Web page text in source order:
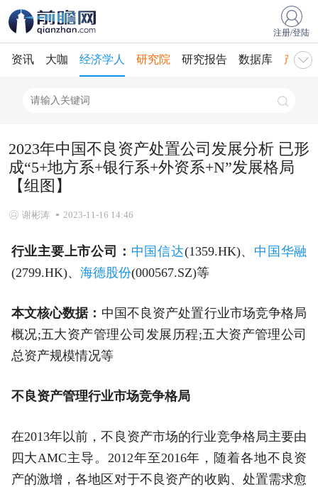
注册/登陆
资讯 大咖 经济学人 研究院 研究报告 数据库 产业
2023年中国不良资产处置公司发展分析 已形
成“5+地方系+银行系+外资系+N”发展格局
【组图】
谢彬涛 2023-11-16 14:46
行业主要上市公司： 中国信达(1359.HK)、 中国华融
(2799.HK)、 海德股份(000567.SZ)等
本文核心数据： 中国不良资产处置行业市场竞争格局
概况;五大资产管理公司发展历程;五大资产管理公司
总资产规模情况等
不良资产管理行业市场竞争格局
在2013年以前，不良资产市场的行业竞争格局主要由
四大AMC主导。2012年至2016年，随着各地不良资
产的激增，各地区对于不良资产的收购、处置需求愈